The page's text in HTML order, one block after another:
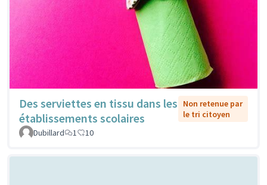
Des serviettes en tissu dans les
établissements scolaires
Non retenue par
le tri citoyen
Dubillard
1 10